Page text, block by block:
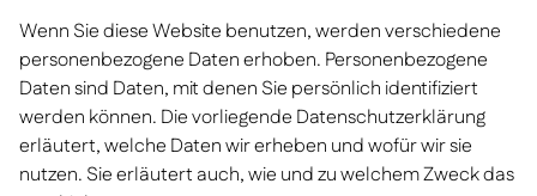
Wenn Sie diese Website benutzen, werden verschiedene
personenbezogene Daten erhoben. Personenbezogene
Daten sind Daten, mit denen Sie persönlich identifiziert
werden können. Die vorliegende Datenschutzerklärung
erläutert, welche Daten wir erheben und wofür wir sie
nutzen. Sie erläutert auch, wie und zu welchem Zweck das